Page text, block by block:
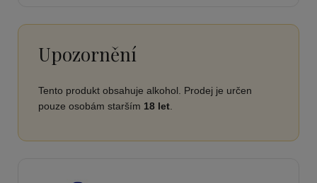
Upozornění
Tento produkt obsahuje alkohol. Prodej je určen
pouze osobám starším 18 let